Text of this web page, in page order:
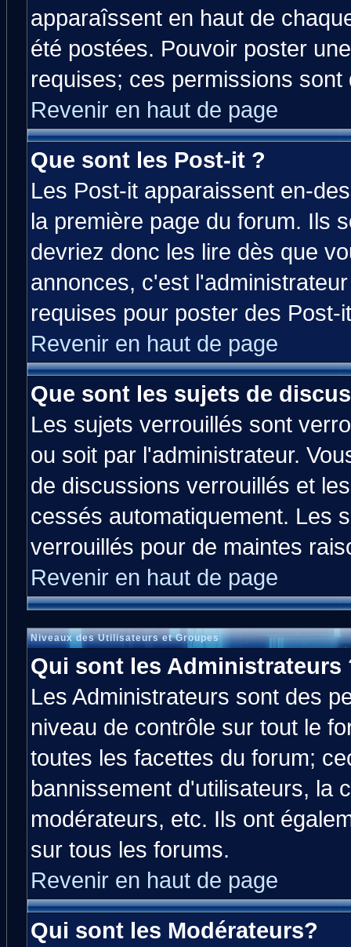
apparaîssent en haut de
été postées. Pouvoir poster
requises; ces permissions
Revenir en haut de page
Que sont les Post-it ?
Les Post-it apparaissent en-
la première page du forum. Ils
devriez donc les lire dès que
annonces, c'est
requises pour poster des Post-
Revenir en haut de page
Que sont les sujets de
Les sujets verrouillés sont
ou soit par l'administrateur.
de discussions verrouillés et
cessés automatiquement. Les
verrouillés pour de maintes
Revenir en haut de page
Niveaux des Utilisateurs et Groupes
Qui sont les Administrateurs
Les Administrateurs sont des
niveau de contrôle sur tout le
toutes les facettes du forum;
bannissement d'utilisateurs, la
modérateurs, etc. Ils ont
sur tous les forums.
Revenir en haut de page
Qui sont les Modérateurs?